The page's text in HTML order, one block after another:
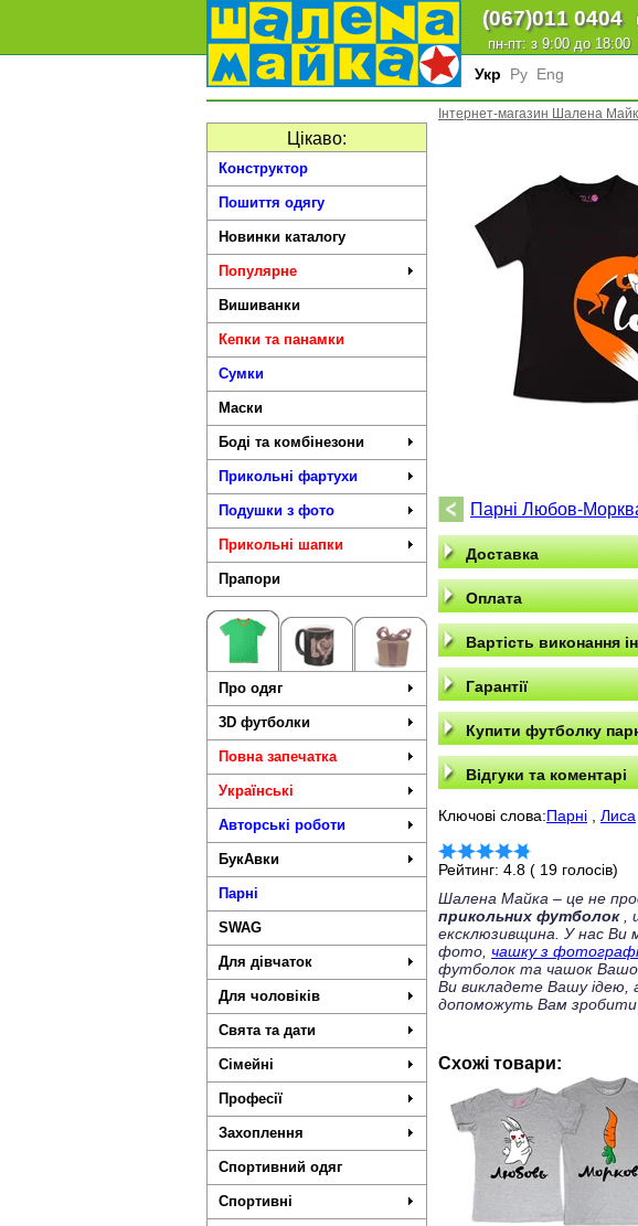
(067)011 0404
пн-пт: з 9:00 до 18:00
Укр Ру Eng
Цікаво:
Конструктор
Пошиття одягу
Новинки каталогу
Популярне
Вишиванки
Кепки та панамки
Сумки
Маски
Боді та комбінезони
Прикольні фартухи
Подушки з фото
Прикольні шапки
Прапори
Про одяг
3D футболки
Повна запечатка
Українські
Авторські роботи
БукАвки
Парні
SWAG
Для дівчаток
Для чоловіків
Свята та дати
Сімейні
Професії
Захоплення
Спортивний одяг
Спортивні
Інтернет-магазин Шалена
Парні Любов-
Доставка
Оплата
Вартість виконання
Гарантії
Купити футболку
Відгуки та коментарі
Ключові слова:Парні Лиса
Рейтинг: 4.8 ( 19 голосів)
Шалена Майка – це не
прикольних футболок,
ексклюзивщина. У нас
фото, чашку з
футболок та чашок Вашої
Ви викладете Вашу ідею,
допоможуть Вам зробити
Схожі товари: